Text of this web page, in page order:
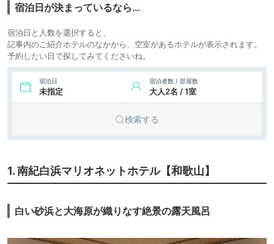
宿泊日が決まっているなら…
宿泊日と人数を選択すると、
記事内のご紹介ホテルのなかから、空室があるホテルが表示されます。
予約したい日で探してみてくださいね。
宿泊日
未指定
宿泊者数 / 部屋数
大人2名 / 1室
検索する
1. 南紀白浜マリオネットホテル【和歌山】
白い砂浜と大海原が織りなす絶景の露天風呂